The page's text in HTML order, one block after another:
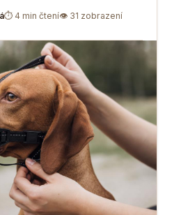
⏱ 4 min čtení👁 31 zobrazení